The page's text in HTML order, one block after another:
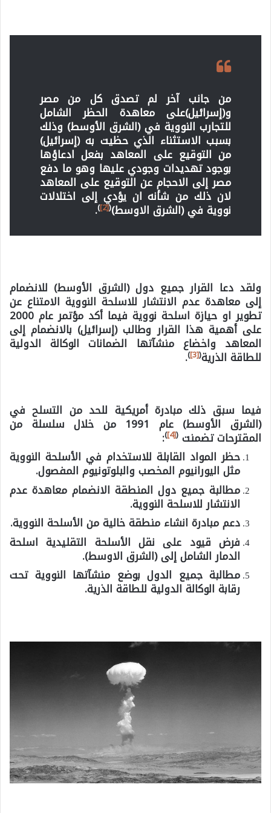
من جانب آخر لم تصدق كل من مصر
و(إسرائيل)على معاهدة الحظر الشامل
للتجارب النووية في (الشرق الأوسط) وذلك
بسبب الاستثناء الذي حظيت به (إسرائيل)
من التوقيع على المعاهد بفعل ادعاؤها
بوجود تهديدات وجودي عليها وهو ما دفع
مصر إلى الاحجام عن التوقيع على المعاهد
لان ذلك من شأنه ان يؤدي إلى اختلالات
نووية في (الشرق الاوسط)(
[2]
)
.
ولقد دعا القرار جميع دول (الشرق الأوسط) للانضمام
إلى معاهدة عدم الانتشار للاسلحة النووية الامتناع عن
تطوير او حيازة اسلحة نووية فيما أكد مؤتمر عام 2000
على أهمية هذا القرار وطالب (إسرائيل) بالانضمام إلى
المعاهد واخضاع منشآتها الضمانات الوكالة الدولية
للطاقة الذرية(
[3]
)
.
فيما سبق ذلك مبادرة أمريكية للحد من التسلح في
(الشرق الأوسط) عام 1991 من خلال سلسلة من
المقترحات تضمنت (
[4]
)
:
حظر المواد القابلة للاستخدام في الأسلحة النووية
مثل اليورانيوم المخصب والبلوتونيوم المفصول.
مطالبة جميع دول المنطقة الانضمام معاهدة عدم
الانتشار للاسلحة النووية.
دعم مبادرة انشاء منطقة خالية من الأسلحة النووية.
فرض قيود على نقل الأسلحة التقليدية اسلحة
الدمار الشامل إلى (الشرق الاوسط).
مطالبة جميع الدول بوضع منشآتها النووية تحت
رقابة الوكالة الدولية للطاقة الذرية.